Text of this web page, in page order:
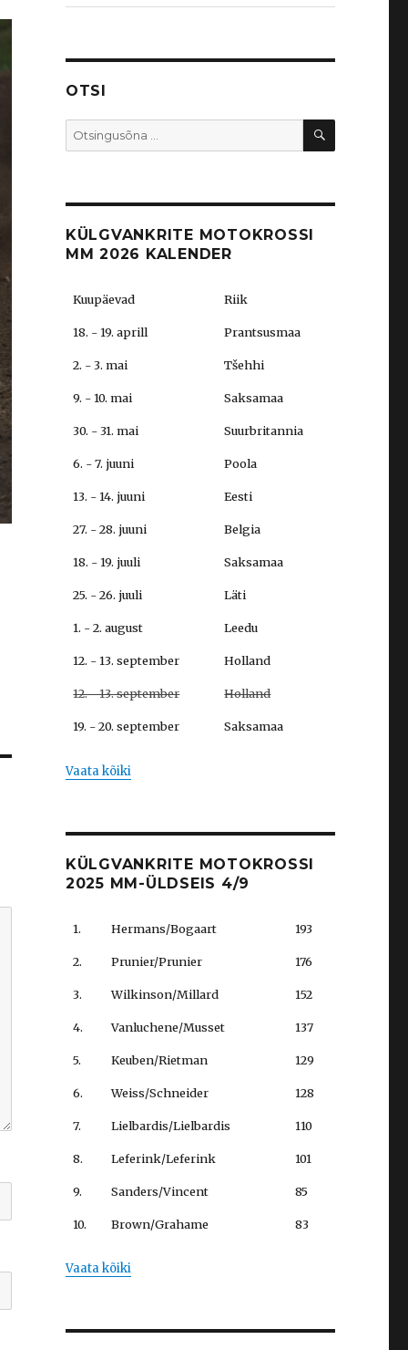
OTSI
Search
for:
OTSI
KÜLGVANKRITE MOTOKROSSI
MM 2026 KALENDER
Kuupäevad Riik
18. - 19. aprill Prantsusmaa
2. - 3. mai Tšehhi
9. - 10. mai Saksamaa
30. - 31. mai Suurbritannia
6. - 7. juuni Poola
13. - 14. juuni Eesti
27. - 28. juuni Belgia
18. - 19. juuli Saksamaa
25. - 26. juuli Läti
1. - 2. august Leedu
12. - 13. september Holland
12. - 13. september Holland
19. - 20. september Saksamaa
Vaata kõiki
KÜLGVANKRITE MOTOKROSSI
2025 MM-ÜLDSEIS 4/9
1. Hermans/Bogaart 193
2. Prunier/Prunier 176
3. Wilkinson/Millard 152
4. Vanluchene/Musset 137
5. Keuben/Rietman 129
6. Weiss/Schneider 128
7. Lielbardis/Lielbardis 110
8. Leferink/Leferink 101
9. Sanders/Vincent 85
10. Brown/Grahame 83
Vaata kõiki